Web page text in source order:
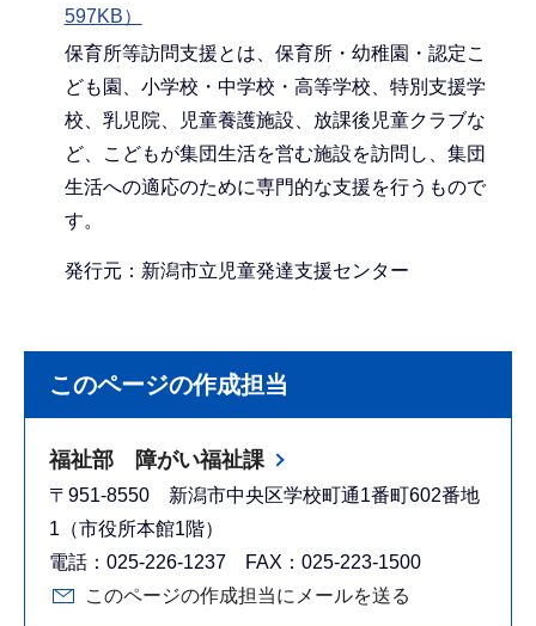
597KB）
保育所等訪問支援とは、保育所・幼稚園・認定こ
ども園、小学校・中学校・高等学校、特別支援学
校、乳児院、児童養護施設、放課後児童クラブな
ど、こどもが集団生活を営む施設を訪問し、集団
生活への適応のために専門的な支援を行うもので
す。
発行元：新潟市立児童発達支援センター
このページの作成担当
福祉部 障がい福祉課
〒951-8550 新潟市中央区学校町通1番町602番地
1（市役所本館1階）
電話：025-226-1237 FAX：025-223-1500
このページの作成担当にメールを送る